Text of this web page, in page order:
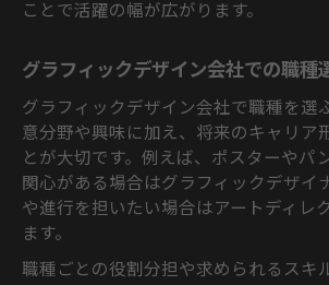
ことで活躍の幅が広がります。
グラフィックデザイン会社での職種
グラフィックデザイン会社で職種を選
意分野や興味に加え、将来のキャリア
とが大切です。例えば、ポスターやパ
関心がある場合はグラフィックデザイ
や進行を担いたい場合はアートディレ
ます。
職種ごとの役割分担や求められるスキ